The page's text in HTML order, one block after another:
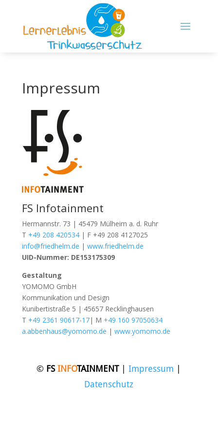
Impressum
FS Infotainment
Hermannstr. 73 | 45479 Mülheim a. d. Ruhr
T +49 208 420534| F +49 208 4127025
info@friedhelm.de | www.friedhelm.de
UID-Nummer: DE153175309
Gestaltung
YOMOMO GmbH
Kommunikation und Design
Kunibertistraße 5 | 45657 Recklinghausen
T +49 2361 90617-17| M +49 160 97050634
a.abbenhaus@yomomo.de | www.yomomo.de
© FSINFOTAINMENT|Impressum
Datenschutz